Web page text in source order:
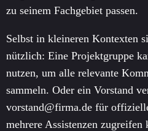
zu seinem Fachgebiet passen.
Selbst in kleineren Kontexten
nützlich: Eine Projektgruppe
nutzen, um alle relevante
sammeln. Oder ein Vorstand
vorstand@firma.de für
mehrere Assistenzen zugreifen